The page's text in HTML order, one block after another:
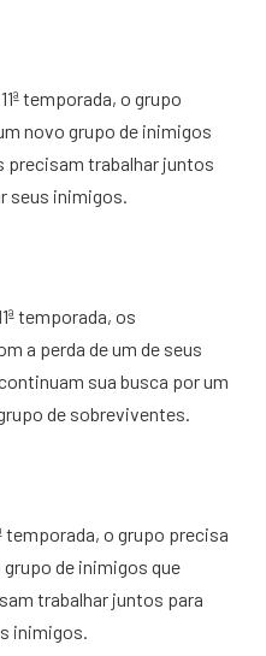
temporada, o grupo
novo grupo de inimigos
precisam trabalhar juntos
seus inimigos.
temporada, os
a perda de um de seus
sua busca por um
de sobreviventes.
temporada, o grupo precisa
de inimigos que
trabalhar juntos para
inimigos.